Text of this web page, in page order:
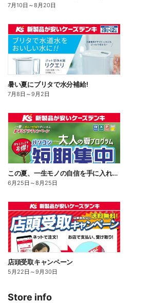
7月10日 ～8月20日
暑い夏にブリタで水分補給!
7月8日 ～9月2日
この夏、一生モノの自信を手に入れる。#おとナツキャンペーン
6月25日 ～8月25日
店頭受取キャンペーン
5月22日 ～9月30日
Store info